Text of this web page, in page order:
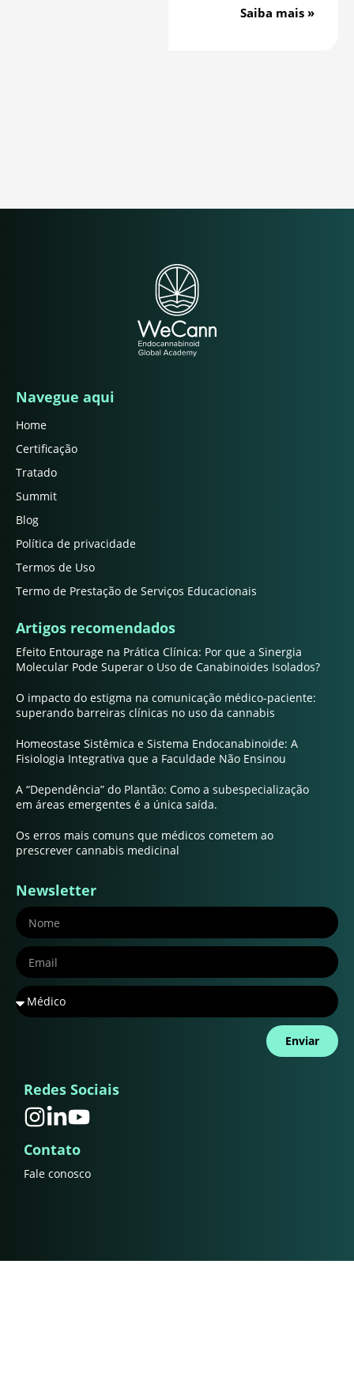
Saiba mais »
Navegue aqui
Home
Certificação
Tratado
Summit
Blog
Política de privacidade
Termos de Uso
Termo de Prestação de Serviços Educacionais
Artigos recomendados
Efeito Entourage na Prática Clínica: Por que a Sinergia
Molecular Pode Superar o Uso de Canabinoides Isolados?
O impacto do estigma na comunicação médico-paciente:
superando barreiras clínicas no uso da cannabis
Homeostase Sistêmica e Sistema Endocanabinoide: A
Fisiologia Integrativa que a Faculdade Não Ensinou
A “Dependência” do Plantão: Como a subespecialização
em áreas emergentes é a única saída.
Os erros mais comuns que médicos cometem ao
prescrever cannabis medicinal
Newsletter
Enviar
Redes Sociais
Contato
Fale conosco